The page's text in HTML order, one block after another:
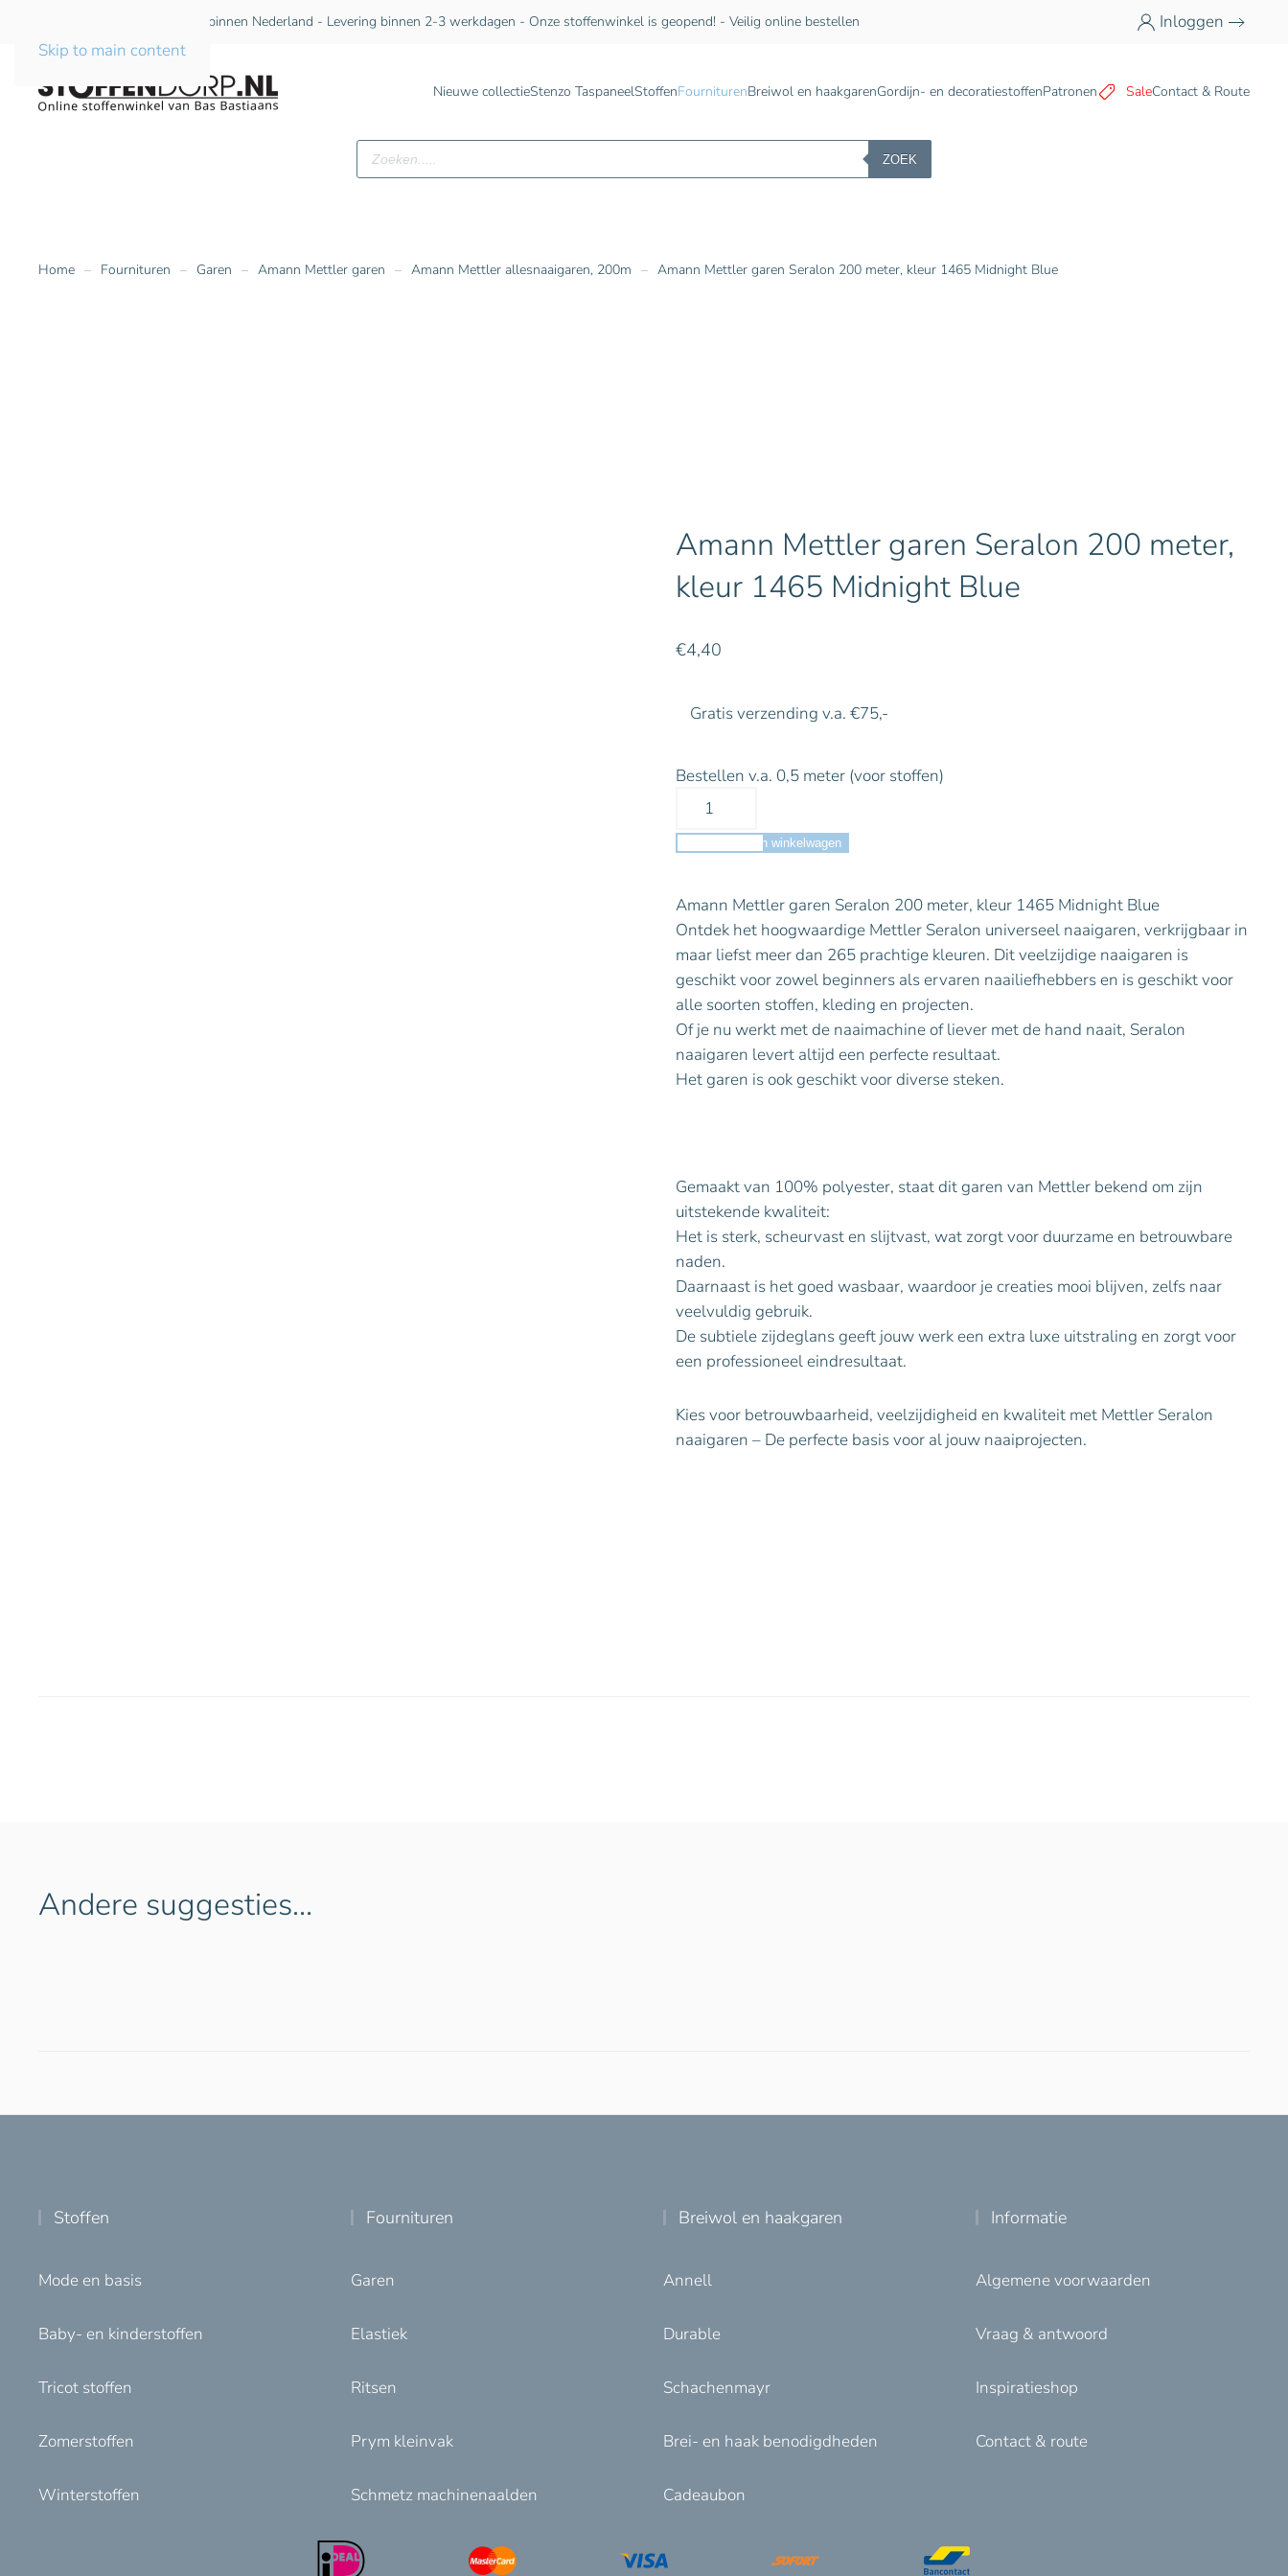
Skip to main content
Gratis verzending vanaf €75 binnen Nederland - Levering binnen 2-3 werkdagen - Onze stoffenwinkel is geopend! - Veilig online bestellen Inloggen
Nieuwe collectieStenzo TaspaneelStoffenFourniturenBreiwol en haakgarenGordijn- en decoratiestoffenPatronen SaleContact & Route
Producten
zoeken
ZOEK
Home Fournituren Garen Amann Mettler garen Amann Mettler allesnaaigaren, 200m Amann Mettler garen Seralon 200 meter, kleur 1465 Midnight Blue
Amann Mettler garen Seralon 200 meter,
kleur 1465 Midnight Blue
€4,40
Gratis verzending v.a. €75,-
Bestellen v.a. 0,5 meter (voor stoffen)
Toevoegen aan winkelwagen
Amann Mettler garen Seralon 200 meter, kleur 1465 Midnight Blue
Ontdek het hoogwaardige Mettler Seralon universeel naaigaren, verkrijgbaar in
maar liefst meer dan 265 prachtige kleuren. Dit veelzijdige naaigaren is
geschikt voor zowel beginners als ervaren naailiefhebbers en is geschikt voor
alle soorten stoffen, kleding en projecten.
Of je nu werkt met de naaimachine of liever met de hand naait, Seralon
naaigaren levert altijd een perfecte resultaat.
Het garen is ook geschikt voor diverse steken.
Gemaakt van 100% polyester, staat dit garen van Mettler bekend om zijn
uitstekende kwaliteit:
Het is sterk, scheurvast en slijtvast, wat zorgt voor duurzame en betrouwbare
naden.
Daarnaast is het goed wasbaar, waardoor je creaties mooi blijven, zelfs naar
veelvuldig gebruik.
De subtiele zijdeglans geeft jouw werk een extra luxe uitstraling en zorgt voor
een professioneel eindresultaat.
Kies voor betrouwbaarheid, veelzijdigheid en kwaliteit met Mettler Seralon
naaigaren – De perfecte basis voor al jouw naaiprojecten.
Andere suggesties…
Stoffen
Mode en basis
Baby- en kinderstoffen
Tricot stoffen
Zomerstoffen
Winterstoffen
Fournituren
Garen
Elastiek
Ritsen
Prym kleinvak
Schmetz machinenaalden
Breiwol en haakgaren
Annell
Durable
Schachenmayr
Brei- en haak benodigdheden
Cadeaubon
Informatie
Algemene voorwaarden
Vraag & antwoord
Inspiratieshop
Contact & route